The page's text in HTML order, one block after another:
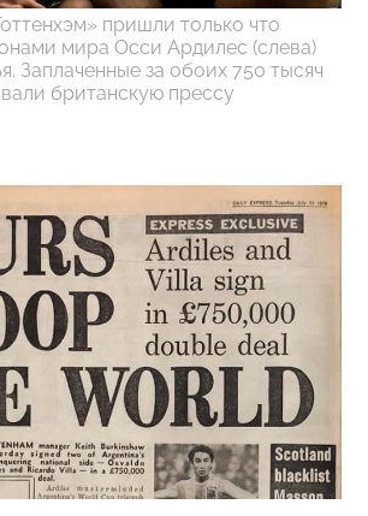
пришли только что
мира Осси Ардилес (слева)
Заплаченные за обоих 750 тысяч
британскую прессу